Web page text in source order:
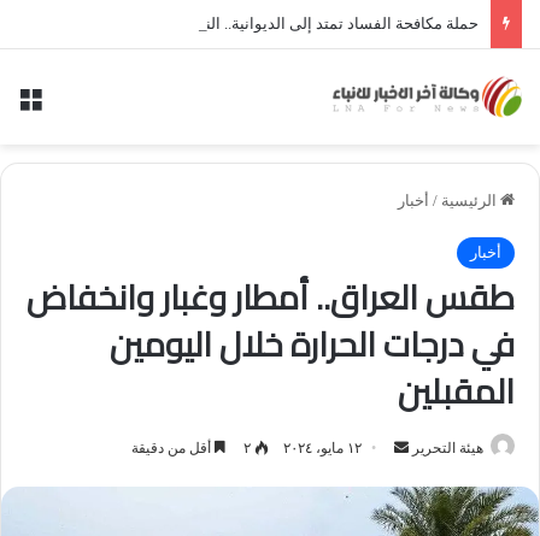
الرئيسية / أخبار
أخبار
طقس العراق.. أمطار وغبار وانخفاض
في درجات الحرارة خلال اليومين
المقبلين
هيئة التحرير
أرسل
إلكترونيا
١٢ مايو، ٢٠٢٤ ٢ أقل من دقيقة